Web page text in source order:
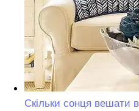
Скільки сонця вешати